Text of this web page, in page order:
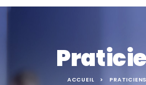
ACCUEIL